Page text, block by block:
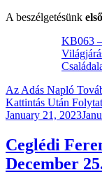
A beszélgetésünk
KB063
Az Adás Napló
Kattintás Után
Posted
January 21, 2023
Ceglédi
December